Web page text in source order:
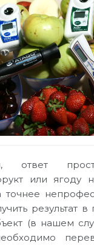
ответ
или ягоду
точнее
результат
(в нашем